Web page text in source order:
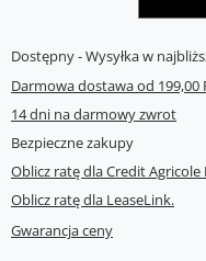
Dostępny- Wysyłka w
Darmowa dostawa od 199,00
14dni na darmowy zwrot
Bezpieczne zakupy
Oblicz ratę dla Credit Agricole
Oblicz ratę dla LeaseLink.
Gwarancja ceny